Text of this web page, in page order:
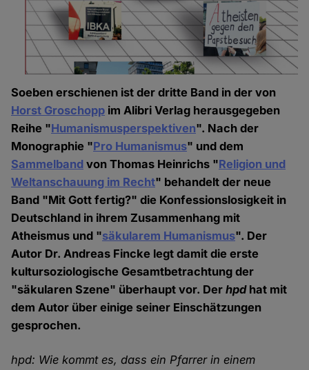
Soeben erschienen ist der dritte Band in der von
Horst Groschopp im Alibri Verlag herausgegeben
Reihe "Humanismusperspektiven". Nach der
Monographie "Pro Humanismus" und dem
Sammelband von Thomas Heinrichs "Religion und
Weltanschauung im Recht" behandelt der neue
Band "Mit Gott fertig?" die Konfessionslosigkeit in
Deutschland in ihrem Zusammenhang mit
Atheismus und "säkularem Humanismus". Der
Autor Dr. Andreas Fincke legt damit die erste
kultursoziologische Gesamtbetrachtung der
"säkularen Szene" überhaupt vor. Derhpdhat mit
dem Autor über einige seiner Einschätzungen
gesprochen.
hpd: Wie kommt es, dass ein Pfarrer in einem